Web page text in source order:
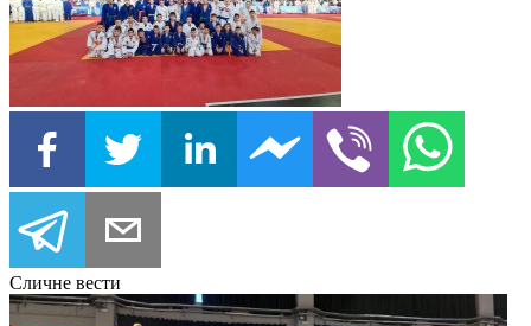
Сличне вести